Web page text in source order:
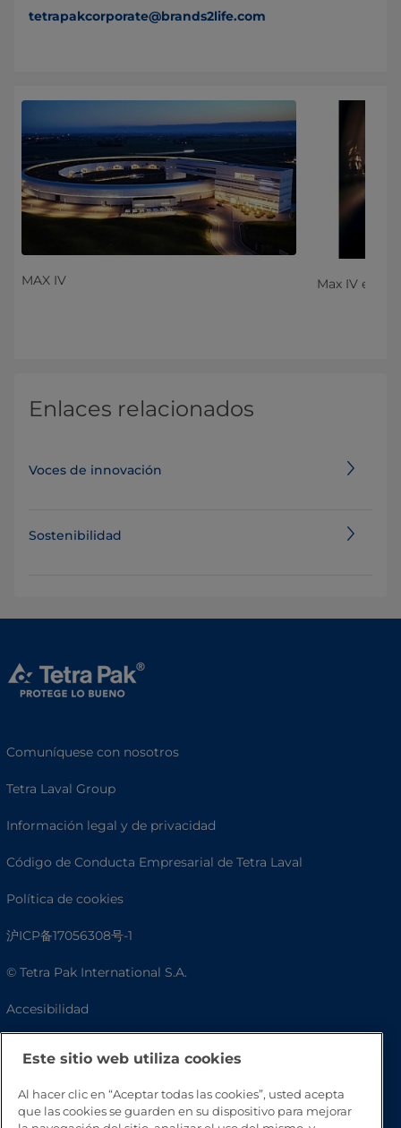
tetrapakcorporate@brands2life.com
MAX IV Max IV en
Enlaces relacionados
Voces de innovación
Sostenibilidad
Comuníquese con nosotros
Tetra Laval Group
Información legal y de privacidad
Código de Conducta Empresarial de Tetra Laval
Política de cookies
沪ICP备17056308号-1
© Tetra Pak International S.A.
Accesibilidad
Este sitio web utiliza cookies
Al hacer clic en “Aceptar todas las cookies”, usted acepta
que las cookies se guarden en su dispositivo para mejorar